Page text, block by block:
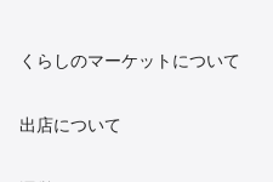
くらしのマーケットについて
出店について